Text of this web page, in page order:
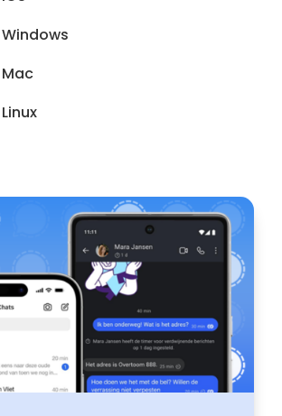
Windows
Mac
Linux